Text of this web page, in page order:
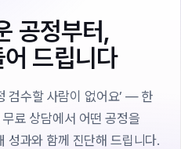
공정부터,
드립니다
검수할 사람이 없어요’ — 한
료 상담에서 어떤 공정을
성과와 함께 진단해 드립니다.